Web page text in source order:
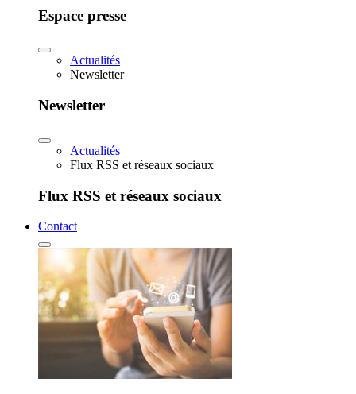
Espace presse
Actualités
Newsletter
Newsletter
Actualités
Flux RSS et réseaux sociaux
Flux RSS et réseaux sociaux
Contact